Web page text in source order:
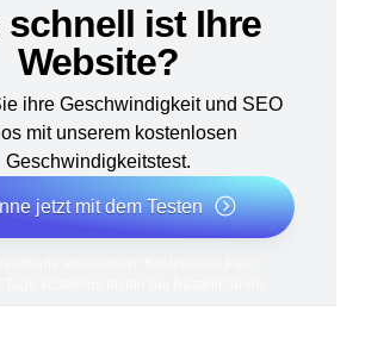
schnell ist Ihre
Website?
ihre Geschwindigkeit und SEO
mit unserem kostenlosen
Geschwindigkeitstest.
jetzt mit dem Testen